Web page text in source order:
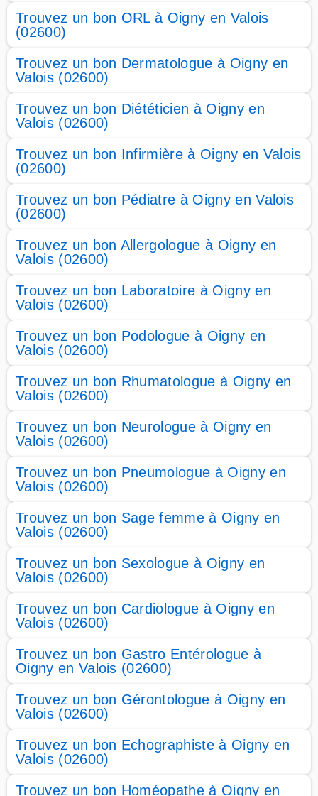
Trouvez un bon ORL à Oigny en Valois
(02600)
Trouvez un bon Dermatologue à Oigny en
Valois (02600)
Trouvez un bon Diététicien à Oigny en
Valois (02600)
Trouvez un bon Infirmière à Oigny en Valois
(02600)
Trouvez un bon Pédiatre à Oigny en Valois
(02600)
Trouvez un bon Allergologue à Oigny en
Valois (02600)
Trouvez un bon Laboratoire à Oigny en
Valois (02600)
Trouvez un bon Podologue à Oigny en
Valois (02600)
Trouvez un bon Rhumatologue à Oigny en
Valois (02600)
Trouvez un bon Neurologue à Oigny en
Valois (02600)
Trouvez un bon Pneumologue à Oigny en
Valois (02600)
Trouvez un bon Sage femme à Oigny en
Valois (02600)
Trouvez un bon Sexologue à Oigny en
Valois (02600)
Trouvez un bon Cardiologue à Oigny en
Valois (02600)
Trouvez un bon Gastro Entérologue à
Oigny en Valois (02600)
Trouvez un bon Gérontologue à Oigny en
Valois (02600)
Trouvez un bon Echographiste à Oigny en
Valois (02600)
Trouvez un bon Homéopathe à Oigny en